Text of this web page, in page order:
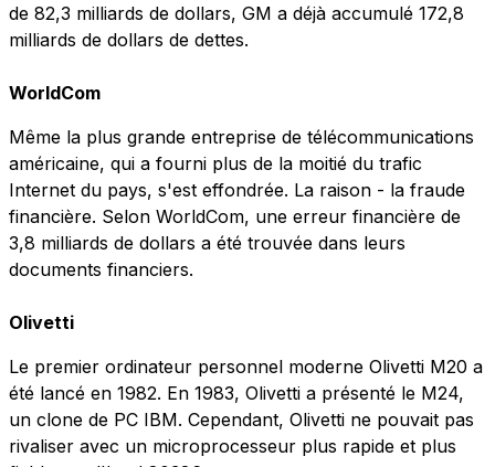
de 82,3 milliards de dollars, GM a déjà accumulé 172,8
milliards de dollars de dettes.
WorldCom
Même la plus grande entreprise de télécommunications
américaine, qui a fourni plus de la moitié du trafic
Internet du pays, s'est effondrée. La raison - la fraude
financière. Selon WorldCom, une erreur financière de
3,8 milliards de dollars a été trouvée dans leurs
documents financiers.
Olivetti
Le premier ordinateur personnel moderne Olivetti M20 a
été lancé en 1982. En 1983, Olivetti a présenté le M24,
un clone de PC IBM. Cependant, Olivetti ne pouvait pas
rivaliser avec un microprocesseur plus rapide et plus